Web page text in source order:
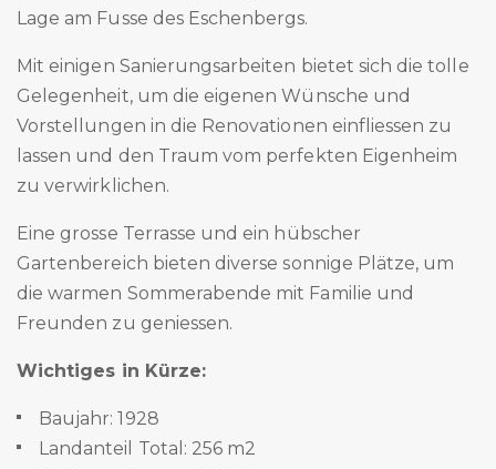
Lage am Fusse des Eschenbergs.
Mit einigen Sanierungsarbeiten bietet sich die tolle
Gelegenheit, um die eigenen Wünsche und
Vorstellungen in die Renovationen einfliessen zu
lassen und den Traum vom perfekten Eigenheim
zu verwirklichen.
Eine grosse Terrasse und ein hübscher
Gartenbereich bieten diverse sonnige Plätze, um
die warmen Sommerabende mit Familie und
Freunden zu geniessen.
Wichtiges in Kürze:
Baujahr: 1928
Landanteil Total: 256 m2